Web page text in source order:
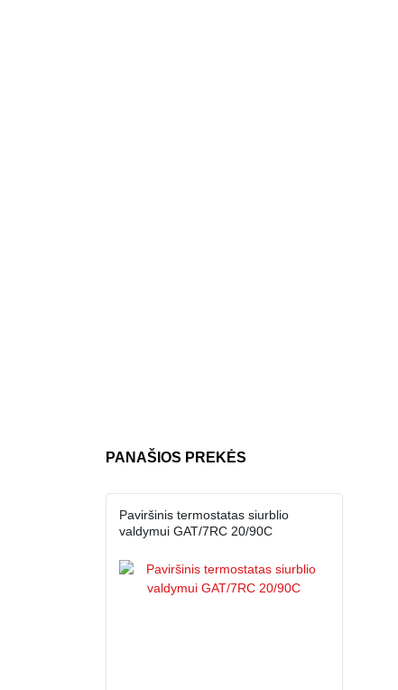
PANAŠIOS PREKĖS
Paviršinis termostatas siurblio
valdymui GAT/7RC 20/90C